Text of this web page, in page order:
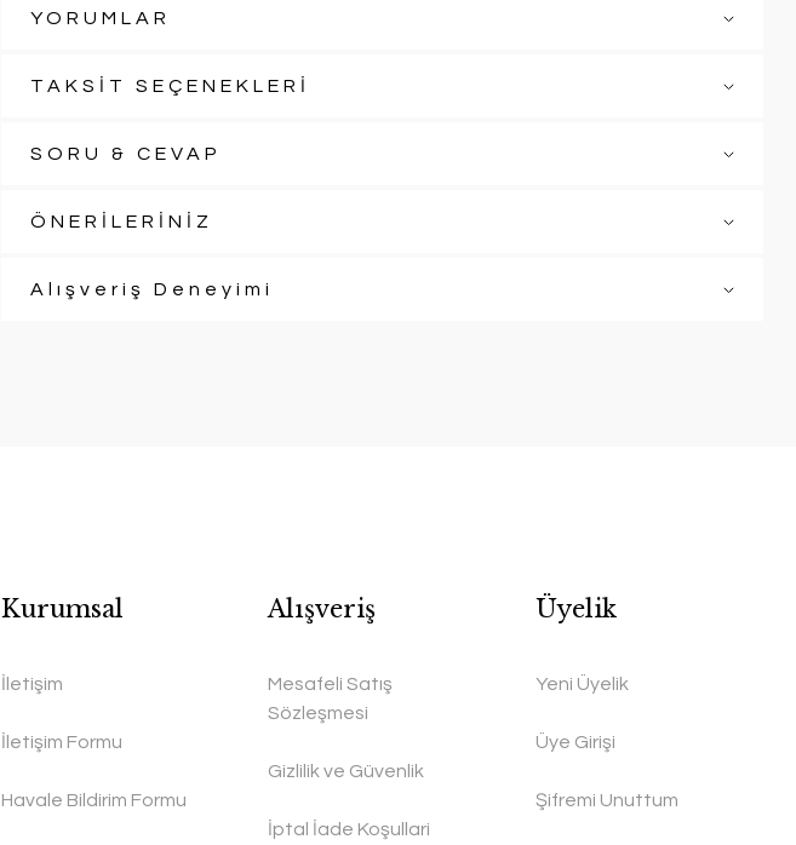
YORUMLAR
TAKSİT SEÇENEKLERİ
SORU & CEVAP
ÖNERİLERİNİZ
Alışveriş Deneyimi
Kurumsal
İletişim
İletişim Formu
Havale Bildirim Formu
Alışveriş
Mesafeli Satış
Sözleşmesi
Gizlilik ve Güvenlik
İptal İade Koşullari
Üyelik
Yeni Üyelik
Üye Girişi
Şifremi Unuttum